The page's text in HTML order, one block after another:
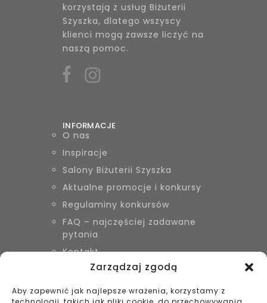
Zarządzaj zgodą
Aby zapewnić jak najlepsze wrażenia, korzystamy z
korzystają z usług Biżuterii
Szyszka, dlatego wszyscy
klienci mogą zawsze liczyć na
naszą pomoc.
INFORMACJE
O nas
Inspiracje
Salony Biżuterii Szyszka
Aktualne promocje i konkursy
Regulaminy konkursów
FAQ – najczęściej zadawane
pytania
Kontakt
KONTAKT